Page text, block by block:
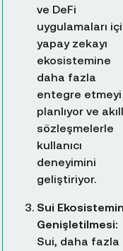
ve DeFi
uygulamaları
yapay zekayı
ekosistemine
daha fazla
entegre etmeyi
planlıyor ve
sözleşmelerle
kullanıcı
deneyimini
geliştiriyor.
Sui
Genişletilmesi:
Sui, daha fazla